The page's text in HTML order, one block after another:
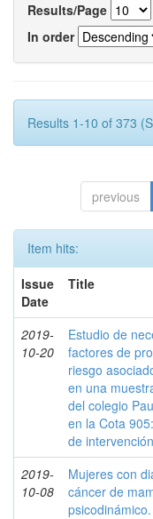
Results/Page
In order
Results 1-10 of 373
previous
Item hits:
Issue
Date
Title
2019-
10-20
Estudio de
factores de
riesgo
en una
del colegio
en la Cota
de
2019-
10-08
Mujeres con
cáncer de
psicodinámico.